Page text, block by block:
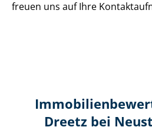
freuen uns auf Ihre
Dreetz bei